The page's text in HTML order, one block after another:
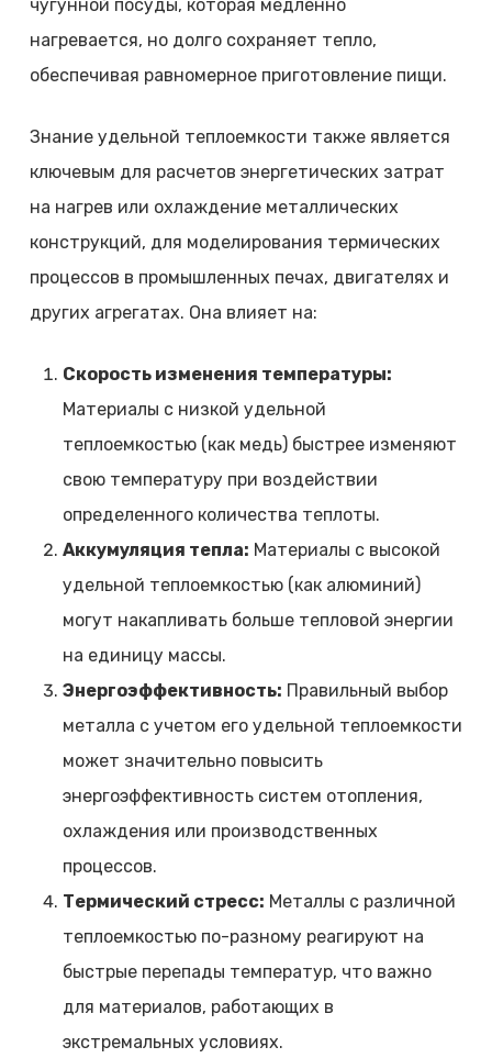
чугунной посуды, которая медленно
нагревается, но долго сохраняет тепло,
обеспечивая равномерное приготовление пищи.
Знание удельной теплоемкости также является
ключевым для расчетов энергетических затрат
на нагрев или охлаждение металлических
конструкций, для моделирования термических
процессов в промышленных печах, двигателях и
других агрегатах. Она влияет на:
Скорость изменения температуры:
Материалы с низкой удельной
теплоемкостью (как медь) быстрее изменяют
свою температуру при воздействии
определенного количества теплоты.
Аккумуляция тепла: Материалы с высокой
удельной теплоемкостью (как алюминий)
могут накапливать больше тепловой энергии
на единицу массы.
Энергоэффективность: Правильный выбор
металла с учетом его удельной теплоемкости
может значительно повысить
энергоэффективность систем отопления,
охлаждения или производственных
процессов.
Термический стресс: Металлы с различной
теплоемкостью по-разному реагируют на
быстрые перепады температур, что важно
для материалов, работающих в
экстремальных условиях.